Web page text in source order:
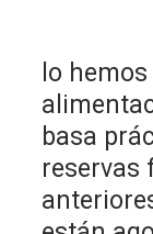
lo
basa
reservas